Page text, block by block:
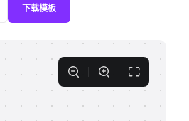
下载模板